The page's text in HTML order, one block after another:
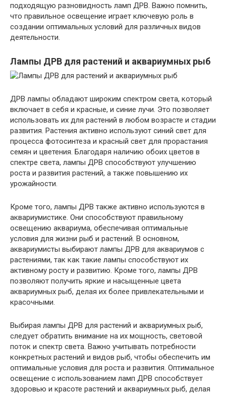
подходящую разновидность ламп ДРВ. Важно помнить,
что правильное освещение играет ключевую роль в
создании оптимальных условий для различных видов
деятельности.
Лампы ДРВ для растений и аквариумных рыб
ДРВ лампы обладают широким спектром света, который
включает в себя и красные, и синие лучи. Это позволяет
использовать их для растений в любом возрасте и стадии
развития. Растения активно используют синий свет для
процесса фотосинтеза и красный свет для прорастания
семян и цветения. Благодаря наличию обоих цветов в
спектре света, лампы ДРВ способствуют улучшению
роста и развития растений, а также повышению их
урожайности.
Кроме того, лампы ДРВ также активно используются в
аквариумистике. Они способствуют правильному
освещению аквариума, обеспечивая оптимальные
условия для жизни рыб и растений. В основном,
аквариумисты выбирают лампы ДРВ для аквариумов с
растениями, так как такие лампы способствуют их
активному росту и развитию. Кроме того, лампы ДРВ
позволяют получить яркие и насыщенные цвета
аквариумных рыб, делая их более привлекательными и
красочными.
Выбирая лампы ДРВ для растений и аквариумных рыб,
следует обратить внимание на их мощность, световой
поток и спектр света. Важно учитывать потребности
конкретных растений и видов рыб, чтобы обеспечить им
оптимальные условия для роста и развития. Оптимальное
освещение с использованием ламп ДРВ способствует
здоровью и красоте растений и аквариумных рыб, делая